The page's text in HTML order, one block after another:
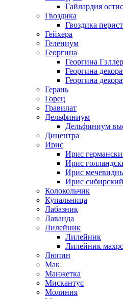
Гайлардия
Гвоздика
Гвоздика
Гейхера
Гелениум
Георгина
Георгина
Георгина
Георгина
Герань
Горец
Гравилат
Дельфиниум
Дельфиниум
Дицентра
Ирис
Ирис
Ирис
Ирис
Ирис сибирский
Колокольчик
Купальница
Лабазник
Лаванда
Лилейник
Лилейник
Лилейник
Люпин
Мак
Манжетка
Мискантус
Молиния